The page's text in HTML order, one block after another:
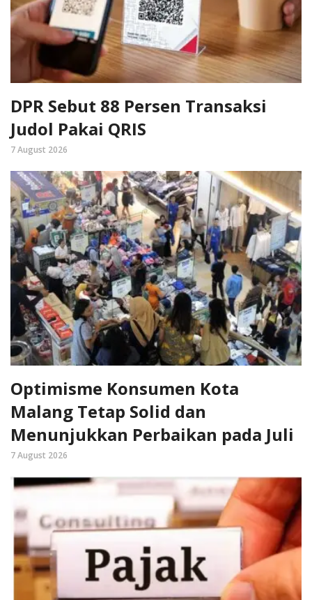
DPR Sebut 88 Persen Transaksi
Judol Pakai QRIS
7 August 2026
Optimisme Konsumen Kota
Malang Tetap Solid dan
Menunjukkan Perbaikan pada Juli
7 August 2026